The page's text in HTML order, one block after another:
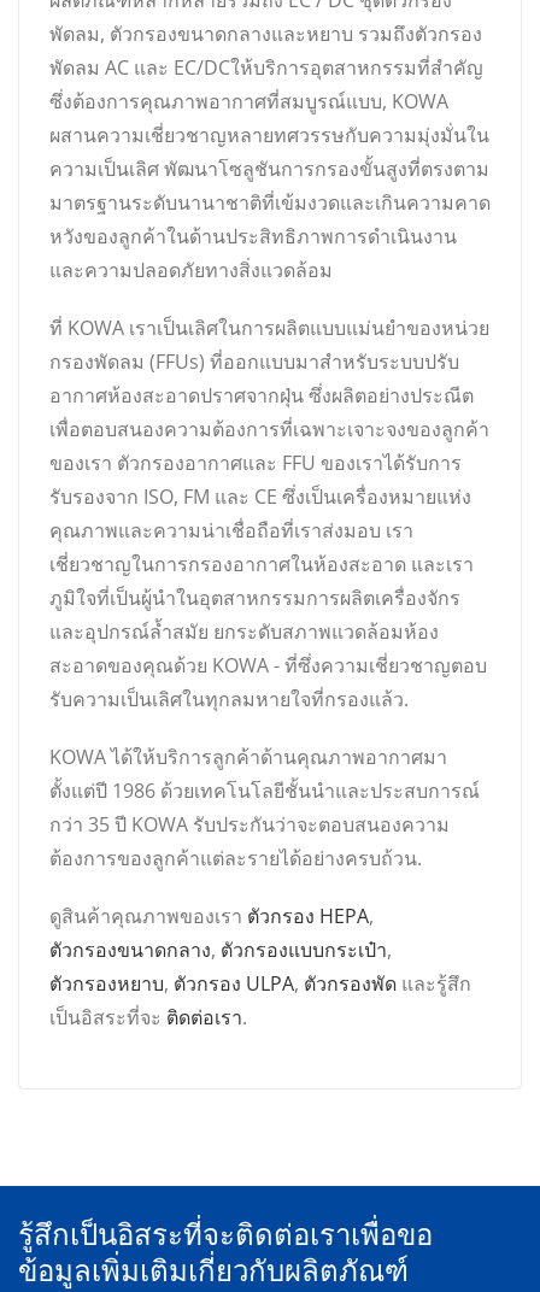
พัดลม, ตัวกรองขนาดกลางและหยาบ รวมถึงตัวกรอง
พัดลม AC และ EC/DCให้บริการอุตสาหกรรมที่สำคัญ
ซึ่งต้องการคุณภาพอากาศที่สมบูรณ์แบบ, KOWA
ผสานความเชี่ยวชาญหลายทศวรรษกับความมุ่งมั่นใน
ความเป็นเลิศ พัฒนาโซลูชันการกรองขั้นสูงที่ตรงตาม
มาตรฐานระดับนานาชาติที่เข้มงวดและเกินความคาด
หวังของลูกค้าในด้านประสิทธิภาพการดำเนินงาน
และความปลอดภัยทางสิ่งแวดล้อม
ที่ KOWA เราเป็นเลิศในการผลิตแบบแม่นยำของหน่วย
กรองพัดลม (FFUs) ที่ออกแบบมาสำหรับระบบปรับ
อากาศห้องสะอาดปราศจากฝุ่น ซึ่งผลิตอย่างประณีต
เพื่อตอบสนองความต้องการที่เฉพาะเจาะจงของลูกค้า
ของเรา ตัวกรองอากาศและ FFU ของเราได้รับการ
รับรองจาก ISO, FM และ CE ซึ่งเป็นเครื่องหมายแห่ง
คุณภาพและความน่าเชื่อถือที่เราส่งมอบ เรา
เชี่ยวชาญในการกรองอากาศในห้องสะอาด และเรา
ภูมิใจที่เป็นผู้นำในอุตสาหกรรมการผลิตเครื่องจักร
และอุปกรณ์ล้ำสมัย ยกระดับสภาพแวดล้อมห้อง
สะอาดของคุณด้วย KOWA - ที่ซึ่งความเชี่ยวชาญตอบ
รับความเป็นเลิศในทุกลมหายใจที่กรองแล้ว.
KOWA ได้ให้บริการลูกค้าด้านคุณภาพอากาศมา
ตั้งแต่ปี 1986 ด้วยเทคโนโลยีชั้นนำและประสบการณ์
กว่า 35 ปี KOWA รับประกันว่าจะตอบสนองความ
ต้องการของลูกค้าแต่ละรายได้อย่างครบถ้วน.
ดูสินค้าคุณภาพของเรา ตัวกรอง HEPA,
ตัวกรองขนาดกลาง, ตัวกรองแบบกระเป๋า,
ตัวกรองหยาบ, ตัวกรอง ULPA, ตัวกรองพัด และรู้สึก
เป็นอิสระที่จะ ติดต่อเรา.
รู้สึกเป็นอิสระที่จะติดต่อเราเพื่อขอ
ข้อมูลเพิ่มเติมเกี่ยวกับผลิตภัณฑ์